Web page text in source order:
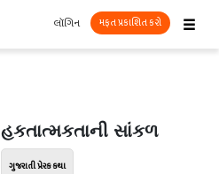
☰
લૉગિન મફત પ્રકાશિત કરો
હકતાત્મકતાની સાંકળ
ગુજરાતી પ્રેરક કથા